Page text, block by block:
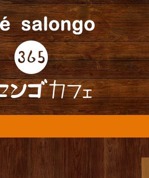
ロンゴ)
情報をお届けします。